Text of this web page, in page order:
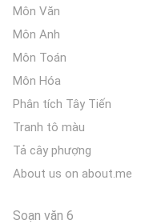
Môn Văn
Môn Anh
Môn Toán
Môn Hóa
Phân tích Tây Tiến
Tranh tô màu
Tả cây phượng
About us on about.me
Soạn văn 6